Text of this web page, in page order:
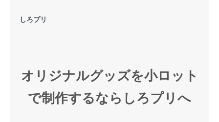
しろプリ
オリジナルグッズを小ロット
で制作するならしろプリへ